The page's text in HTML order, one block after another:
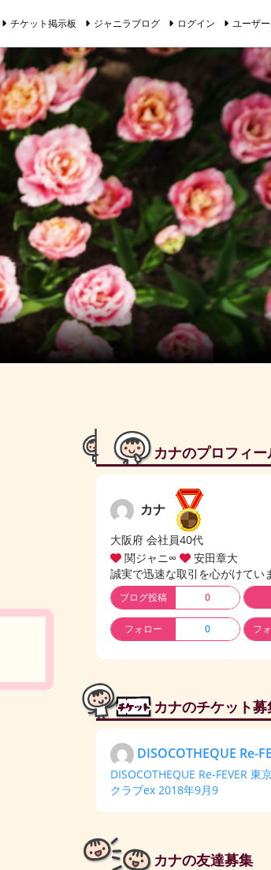
チケット掲示板 ジャニラブログ ログイン ユーザー
カナのプロフィー
カナ
大阪府 会社員40代
関ジャニ∞
安田章大
誠実で迅速な取引を心がけてい
ブログ投稿 0
フォロー 0 フ
カナのチケット募
DISOCOTHEQUE Re-
DISOCOTHEQUE Re-FEVER
クラブex 2018年9月9
カナの友達募集